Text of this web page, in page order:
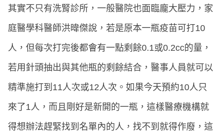
其實不只有洗腎診所，一般醫院也面臨龐大壓力，家
庭醫學科醫師洪暐傑說，若是原本一瓶疫苗可打10
人，但每次打完後都會有一點剩餘0.1或0.2cc的量，
若用針頭抽出與其他瓶的剩餘結合，醫事人員就可以
精準施打到11人次或12人次。如果今天預約10人只
來了1人，而且剛好是新開的一瓶，這樣醫療機構就
得想辦法趕緊找到名單內的人，找不到就得作廢，這